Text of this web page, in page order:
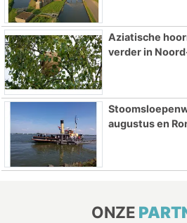
Aziatische
verder in
augustus en
ONZE